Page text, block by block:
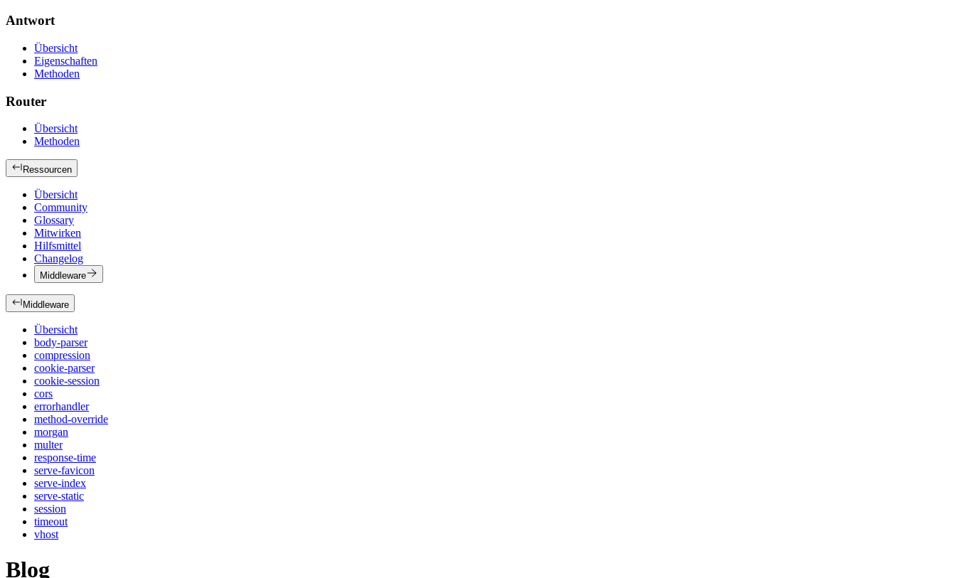
Antwort
Übersicht
Eigenschaften
Methoden
Router
Übersicht
Methoden
Ressourcen
Übersicht
Community
Glossary
Mitwirken
Hilfsmittel
Changelog
Middleware
Middleware
Übersicht
body-parser
compression
cookie-parser
cookie-session
cors
errorhandler
method-override
morgan
multer
response-time
serve-favicon
serve-index
serve-static
session
timeout
vhost
Blog